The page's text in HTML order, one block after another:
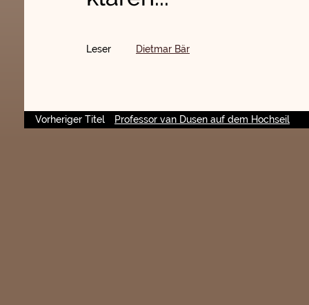
Leser Dietmar Bär
Vorheriger Titel Professor van Dusen auf dem Hochseil